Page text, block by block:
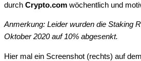
durch Crypto.com wöchentlich und
Anmerkung: Leider wurden die Staking
Oktober 2020 auf 10% abgesenkt.
Hier mal ein Screenshot (rechts) auf